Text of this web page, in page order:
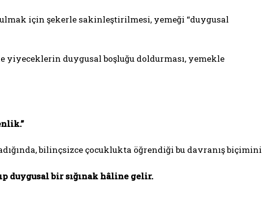
için şekerle sakinleştirilmesi, yemeği “duygusal
duygusal boşluğu doldurması, yemekle
bilinçsizce çocuklukta öğrendiği bu davranış biçimini
duygusal bir sığınak hâline gelir.